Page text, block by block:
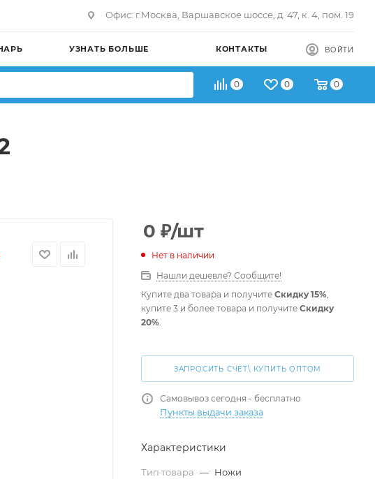
Офис: г.Москва, Варшавское шоссе, д. 47, к. 4, пом. 19
УЗНАТЬ БОЛЬШЕ КОНТАКТЫ ВОЙТИ
0 0 0
0 ₽/шт
Нет в наличии
Нашли дешевле? Сообщите!
Купите два товара и получите Скидку 15%
купите 3 и более товара и получите Скидку
20%
ЗАПРОСИТЬ СЧЁТ\ КУПИТЬ ОПТОМ
Самовывоз сегодня - бесплатно
Пункты выдачи заказа
Характеристики
Тип товара — Ножи